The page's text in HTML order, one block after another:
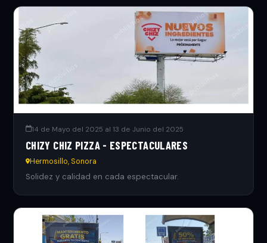
14 de Mayo del 2025 al 13 de Junio del 2025
CHIZY CHIZ PIZZA - ESPECTACULARES
Hermosillo, Sonora
Solidez y calidad en cada espectacular.